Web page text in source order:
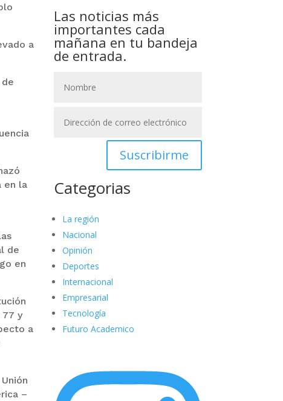
a
en la
de
en
77 y
a
–
Las noticias más
importantes cada
mañana en tu bandeja
de entrada.
Suscribirme
Categorias
La región
Nacional
Opinión
Deportes
Internacional
Empresarial
Tecnología
Futuro Academico